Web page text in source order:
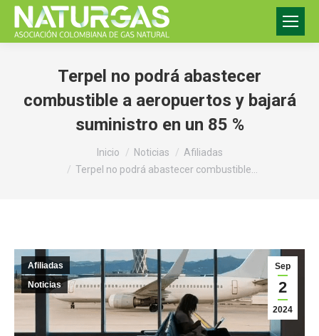
Terpel no podrá abastecer
combustible a aeropuertos y bajará
suministro en un 85 %
Inicio Noticias
Afiliadas
Terpel no podrá abastecer combustible…
Sep
2
2024
Afiliadas
Noticias